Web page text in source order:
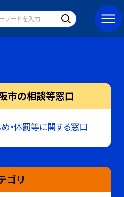
市の相談等窓口
め・体罰等に関する窓口
ゴリ